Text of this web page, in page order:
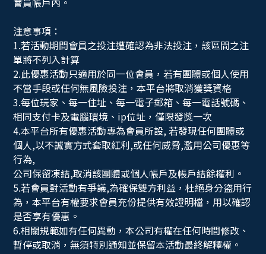
注意事項：
1.若活動期間會員之投注遭確認為非法投注，該區間之注
單將不列入計算
2.此優惠活動只適用於同一位會員，若有團體或個人使用
不當手段或任何無風險投注，本平台將取消獲獎資格
3.每位玩家、每一住址、每一電子郵箱、每一電話號碼、
相同支付卡及電腦環境、ip位址，僅限發獎一次
4.本平台所有優惠活動專為會員所設, 若發現任何團體或
個人,以不誠實方式套取紅利,或任何威脅,濫用公司優惠等
行為,
公司保留凍結,取消該團體或個人帳戶及帳戶結餘權利。
5.若會員對活動有爭議,為確保雙方利益，杜絕身分盜用行
為，本平台有權要求會員充份提供有效證明檔，用以確認
是否享有優惠。
6.相關規範如有任何異動，本公司有權在任何時間修改、
暫停或取消，無須特別通知並保留本活動最終解釋權。